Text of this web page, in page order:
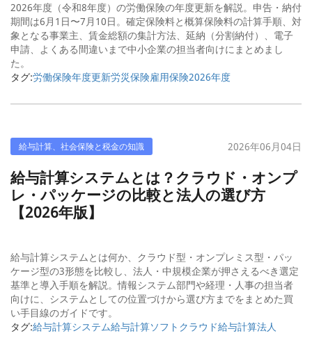
2026年度（令和8年度）の労働保険の年度更新を解説。申告・納付
期間は6月1日〜7月10日。確定保険料と概算保険料の計算手順、対
象となる事業主、賃金総額の集計方法、延納（分割納付）、電子
申請、よくある間違いまで中小企業の担当者向けにまとめまし
た。
タグ:労働保険年度更新労災保険雇用保険2026年度
給与計算、社会保険と税金の知識 2026年06月04日
給与計算システムとは？クラウド・オンプ
レ・パッケージの比較と法人の選び方
【2026年版】
給与計算システムとは何か、クラウド型・オンプレミス型・パッ
ケージ型の3形態を比較し、法人・中規模企業が押さえるべき選定
基準と導入手順を解説。情報システム部門や経理・人事の担当者
向けに、システムとしての位置づけから選び方までをまとめた買
い手目線のガイドです。
タグ:給与計算システム給与計算ソフト クラウド給与計算法人